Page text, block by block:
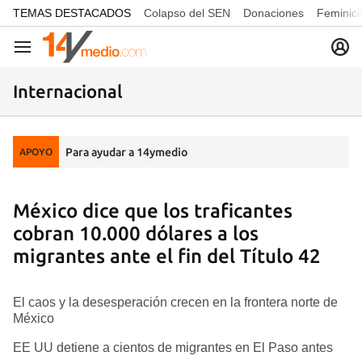
common.go-to-content
TEMAS DESTACADOS Colapso del SEN Donaciones
Navegación
Internacional
APOYO Para ayudar a 14ymedio
México dice que los traficantes
cobran 10.000 dólares a los
migrantes ante el fin del Título 42
El caos y la desesperación crecen en la frontera norte de
México
EE UU detiene a cientos de migrantes en El Paso antes